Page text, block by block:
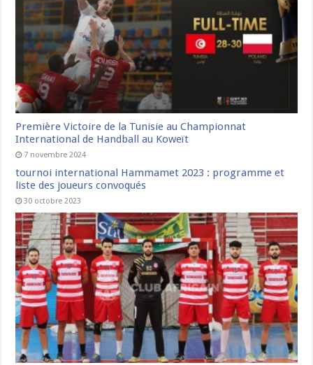
Première Victoire de la Tunisie au Championnat
International de Handball au Koweït
7 novembre 2024
tournoi international Hammamet 2023 : programme et
liste des joueurs convoqués
30 octobre 2023